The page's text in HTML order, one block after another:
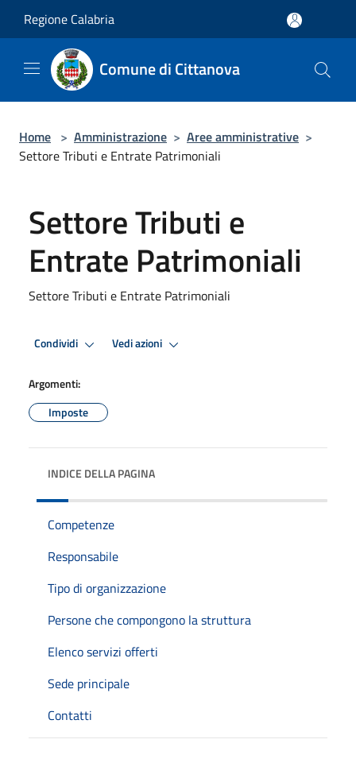
Regione Calabria
Comune di Cittanova
Home > Amministrazione > Aree amministrative >
Settore Tributi e Entrate Patrimoniali
Settore Tributi e
Entrate Patrimoniali
Settore Tributi e Entrate Patrimoniali
Condividi Vedi azioni
Argomenti:
Imposte
INDICE DELLA PAGINA
Competenze
Responsabile
Tipo di organizzazione
Persone che compongono la struttura
Elenco servizi offerti
Sede principale
Contatti